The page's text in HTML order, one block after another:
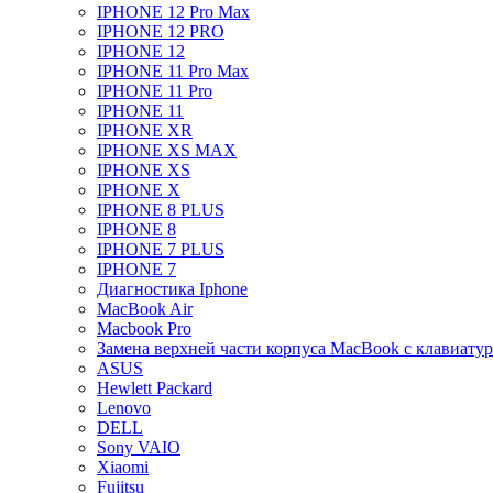
IPHONE 12 Pro Max
IPHONE 12 PRO
IPHONE 12
IPHONE 11 Pro Max
IPHONE 11 Pro
IPHONE 11
IPHONE XR
IPHONE XS MAX
IPHONE XS
IPHONE X
IPHONE 8 PLUS
IPHONE 8
IPHONE 7 PLUS
IPHONE 7
Диагностика Iphone
MacBook Air
Macbook Pro
Замена верхней части корпуса MacBook с
ASUS
Hewlett Packard
Lenovo
DELL
Sony VAIO
Xiaomi
Fujitsu